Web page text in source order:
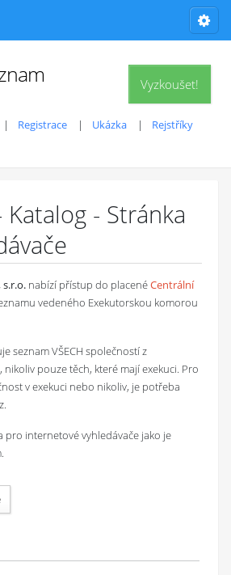
Vyzkoušet!
Registrace Ukázka
Rejstříky
Katalog - Stránka
nabízí přístup do placenéCentrální
vedeného Exekutorskou komorou
seznam VŠECH společností z
pouze těch, které mají exekuci. Pro
v exekuci nebo nikoliv, je potřeba
pro internetové vyhledávače jako je